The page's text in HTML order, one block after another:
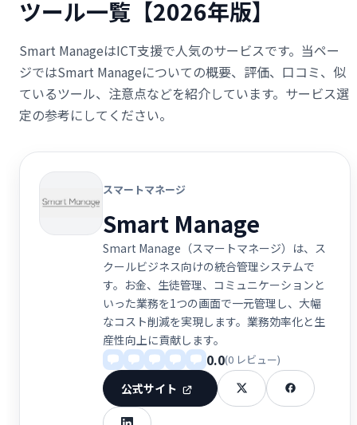
ツール一覧【2026年版】
Smart ManageはICT支援で人気のサービスです。当ペー
ジではSmart Manageについての概要、評価、口コミ、似
ているツール、注意点などを紹介しています。サービス選
定の参考にしてください。
スマートマネージ
Smart Manage
Smart Manage（スマートマネージ）は、ス
クールビジネス向けの統合管理システムで
す。お金、生徒管理、コミュニケーションと
いった業務を1つの画面で一元管理し、大幅
なコスト削減を実現します。業務効率化と生
産性向上に貢献します。
0.0(0 レビュー)
公式サイト